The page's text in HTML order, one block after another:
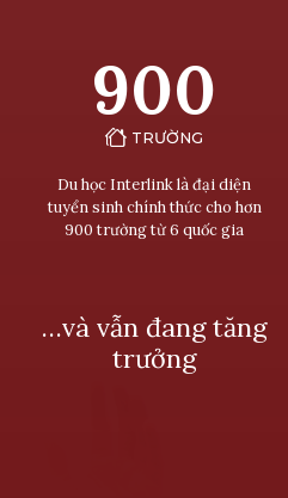
900
TRƯỜNG
Du học Interlink là đại diện
tuyển sinh chính thức cho hơn
900 trường từ 6 quốc gia
…và vẫn đang tăng
trưởng